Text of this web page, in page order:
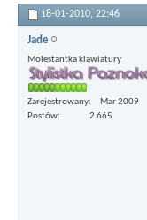
18-01-2010, 22:46
Jade
Molestantka klawiatury
Zarejestrowany
Mar 2009
Postów
2 665